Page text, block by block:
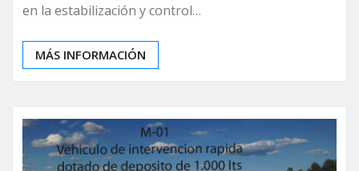
en la estabilización y control…
MÁS INFORMACIÓN